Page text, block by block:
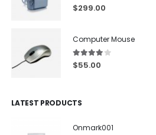
5.00out of 5
$299.00
Computer Mouse
4.00out of 5
$55.00
LATEST PRODUCTS
Onmark001